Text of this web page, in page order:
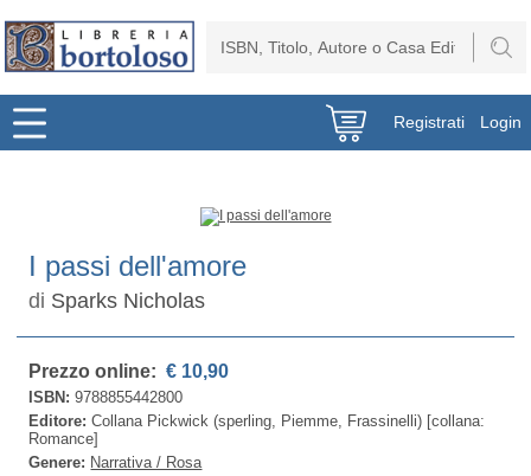
Registrati Login
I passi dell'amore
di Sparks Nicholas
Prezzo online: € 10,90
ISBN:9788855442800
Editore:Collana Pickwick (sperling, Piemme, Frassinelli) [collana:
Romance]
Genere: Narrativa / Rosa